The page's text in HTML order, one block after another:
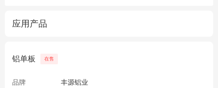
应用产品
铝单板 在售
品牌 丰源铝业